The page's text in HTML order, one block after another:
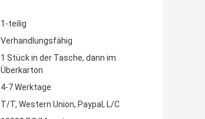
1-teilig
Verhandlungsfähig
1 Stück in der Tasche, dann im
Überkarton
4-7 Werktage
T/T, Western Union, Paypal, L/C